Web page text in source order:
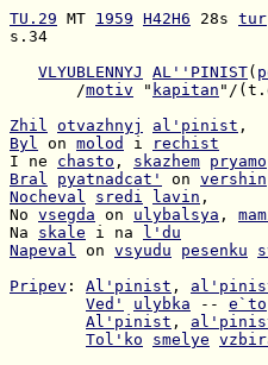
TU.29 MT 1959 H42H6 28s tur
s.34
VLYUBLENNYJ
AL''PINIST(
       /
motiv " kapitan "/
Zhil otvazhnyj al'pinist
Byl on molod i
rechist
I ne chasto , skazhem pryamo
Bral
pyatnadcat' on vershin
Nocheval
sredi lavin
No vsegda on ulybalsya ,
Na skale i na
l'du
Napeval on vsyudu pesenku
Pripev : Al'pinist ,
Ved'
ulybka -- e`to
Al'pinist ,
Tol'ko
smelye